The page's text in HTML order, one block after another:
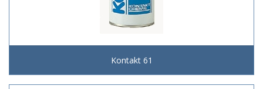
Kontakt 61